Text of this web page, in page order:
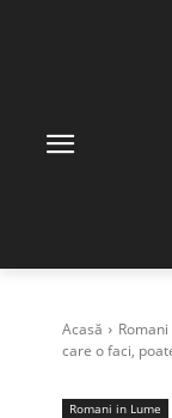
Acasă
care o faci,
Romani in Lume